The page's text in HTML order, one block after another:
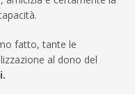
fatto, tante le
al dono del